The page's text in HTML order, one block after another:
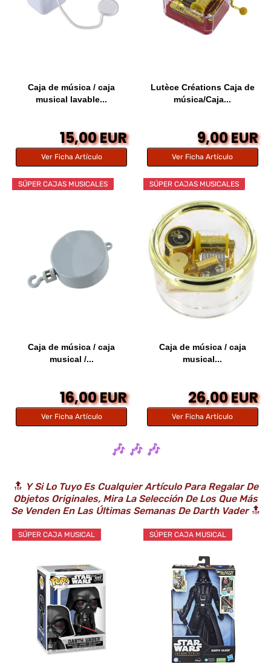
Caja de música / caja
musical lavable...
15,00 EUR
Ver Ficha Artículo
Lutèce Créations Caja de
música/Caja...
9,00 EUR
Ver Ficha Artículo
SÚPER CAJAS MUSICALES
Caja de música / caja
musical /...
16,00 EUR
Ver Ficha Artículo
SÚPER CAJAS MUSICALES
Caja de música / caja
musical...
26,00 EUR
Ver Ficha Artículo
🎶 🎶 🎶
🔝 Y Si Lo Tuyo Es Cualquier Artículo Para Regalar De
Objetos Originales, Mira La Selección De Los Que Más
Se Venden En Las Últimas Semanas De Darth Vader🔝
SÚPER CAJA MUSICAL SÚPER CAJA MUSICAL